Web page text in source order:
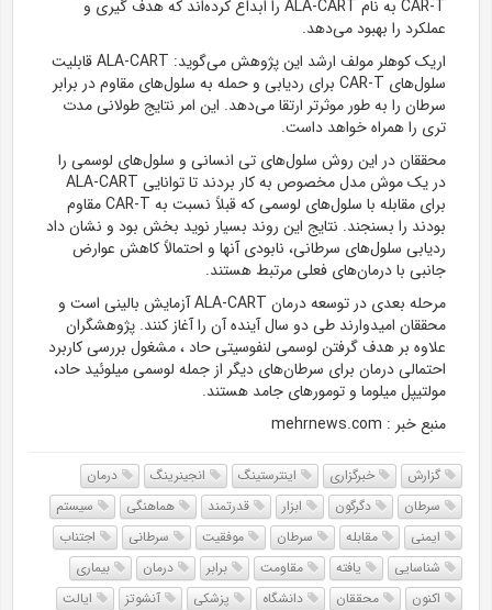
CAR-T به نام ALA-CART را ابداع کرده‌اند که هدف
گیریو
عملکرد را بهبود می‌دهد.
اریک کوهلر
مولف ارشد این پژوهش می‌گوید: ALA-CART قابلیت
سلول‌های CAR-T برای ردیابی و حمله به سلول‌های مقاوم در برابر
سرطان را به طور موثرتر ارتقا می‌دهد. این امرنتایج طولانی مدت
تری را همراه خواهد داست.
محققان در این روش سلول‌های تیانسانی و سلول‌های لوسمی را
در یکموش مدل
مخصوص به کار بردند تا توانایی ALA-CART
برای مقابله
با سلول‌های لوسمی که قبلاً نسبت به CAR-T مقاوم
بودند را بسنجند. نتایج این روند بسیار نوید بخش بود و نشان داد
ردیابی سلول‌های سرطانی، نابودی آنها و احتمالاً کاهش عوارض
جانبی با درمان‌های فعلی مرتبط هستند.
مرحله بعدی در توسعه درمان ALA-CART آزمایش بالینی است و
محققان امیدوارند طی دو سال آینده آن را آغاز کنند. پژوهشگران
علاوه بر هدف گرفتن لوسمی لنفوسیتی حاد ، مشغول بررسی کاربرد
احتمالی درمان برای سرطان‌های دیگر از جمله لوسمیمیلوئیدحاد،
مولتیپل میلوماو تومورهای جامد هستند.
منبع خبر : mehrnews.com
گزارش خبرگزاری اینترستینگ انجینرینگ
درمان
سرطان
دگرگون ابزار قدرتمند هماهنگی
سیستم
ایمنی
مقابله سرطان موفقیت سرطانی
اجتناب
شناسایی
یافته مقاومت برابر درمان
بیماری
اکنون
محققان دانشگاه پزشکی آنشوتز
ایالت